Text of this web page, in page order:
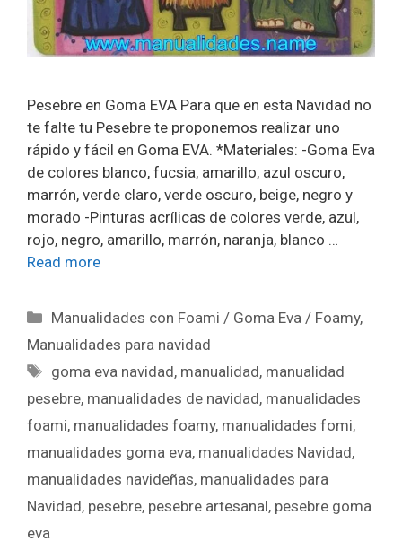
Pesebre en Goma EVA Para que en esta Navidad no
te falte tu Pesebre te proponemos realizar uno
rápido y fácil en Goma EVA. *Materiales: -Goma Eva
de colores blanco, fucsia, amarillo, azul oscuro,
marrón, verde claro, verde oscuro, beige, negro y
morado -Pinturas acrílicas de colores verde, azul,
rojo, negro, amarillo, marrón, naranja, blanco …
Read more
Manualidades con Foami / Goma Eva / Foamy,
Manualidades para navidad
goma eva navidad, manualidad, manualidad
pesebre, manualidades de navidad, manualidades
foami, manualidades foamy, manualidades fomi,
manualidades goma eva, manualidades Navidad,
manualidades navideñas, manualidades para
Navidad, pesebre, pesebre artesanal, pesebre goma
eva